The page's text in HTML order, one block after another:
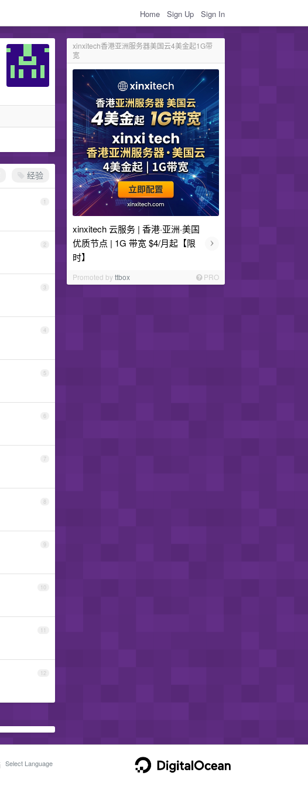
Home Sign Up Sign In
xinxitech香港亚洲服务器美国云4美金起1G带
宽
xinxitech 云服务 | 香港·亚洲·美国
优质节点 | 1G 带宽 $4/月起【限
时】
›
Promoted byttbox PRO
经验
1
2
3
4
5
6
7
8
9
10
11
12
Select Language